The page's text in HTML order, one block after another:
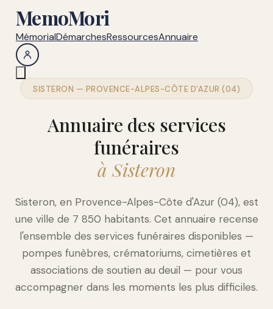
MemoMori
MémorialDémarchesRessourcesAnnuaire
SISTERON — PROVENCE-ALPES-CÔTE D'AZUR (04)
Annuaire des services
funéraires
à Sisteron
Sisteron, en Provence-Alpes-Côte d'Azur (04), est
une ville de 7 850 habitants. Cet annuaire recense
l'ensemble des services funéraires disponibles —
pompes funèbres, crématoriums, cimetières et
associations de soutien au deuil — pour vous
accompagner dans les moments les plus difficiles.